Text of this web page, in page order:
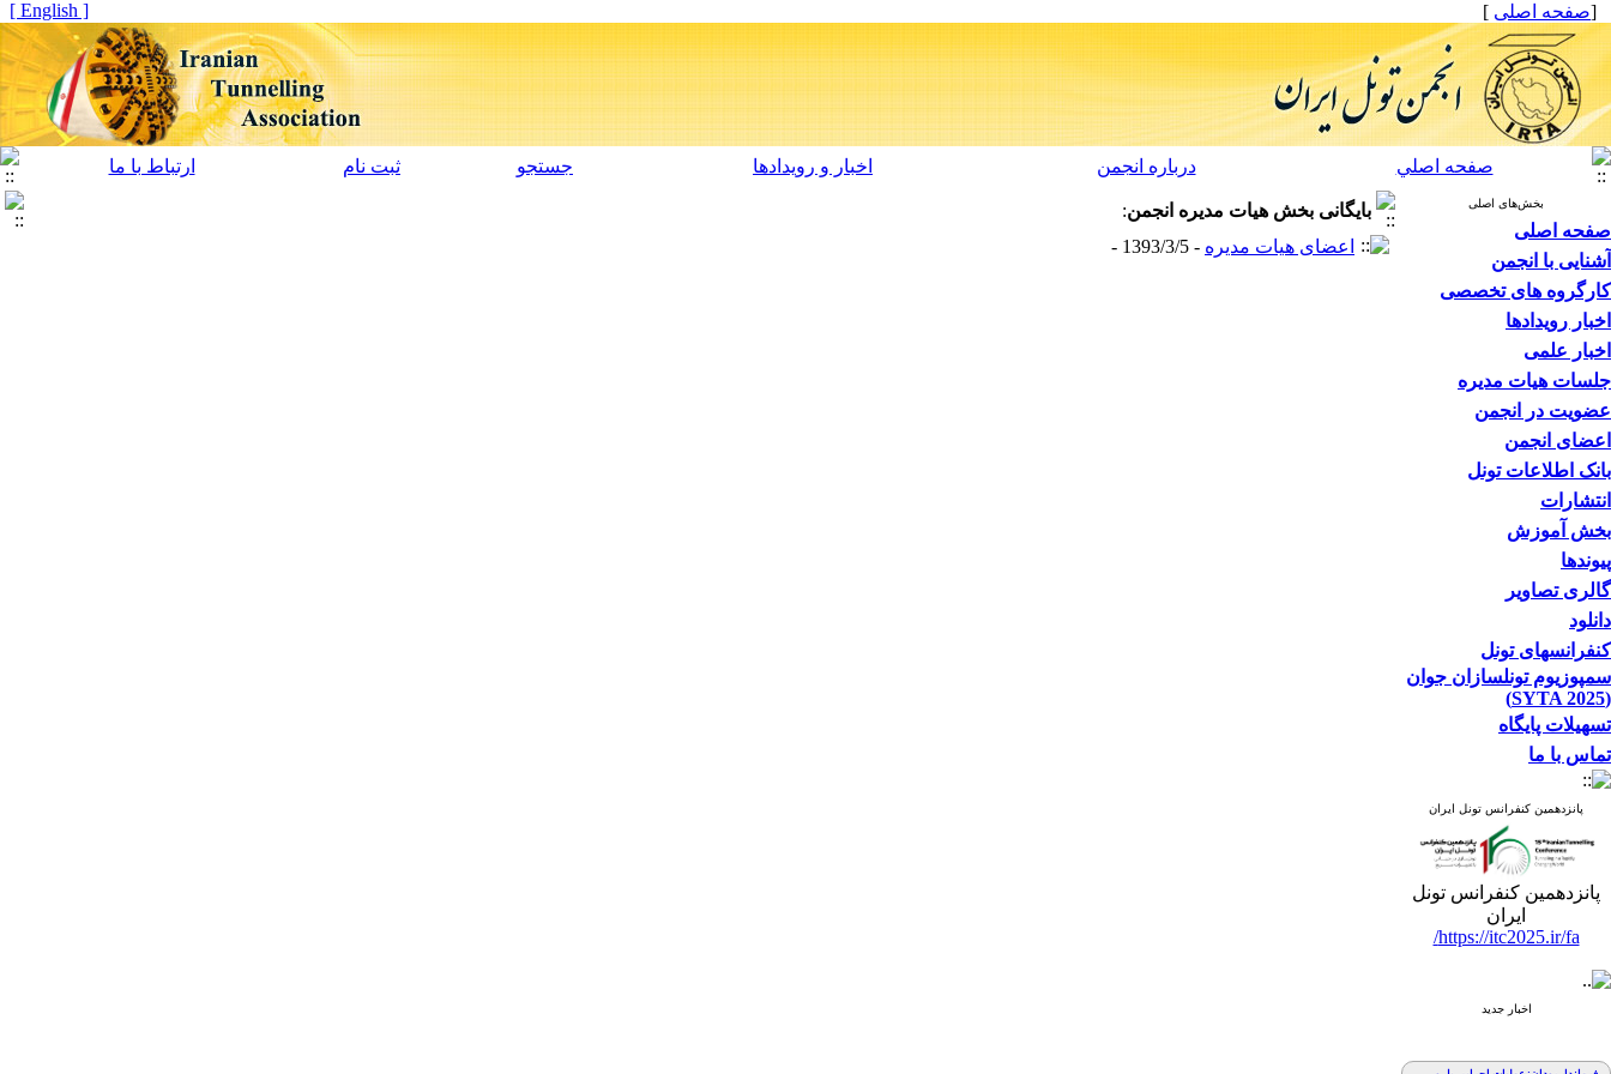
[صفحه اصلی ]
[ English ]
صفحه اصلي درباره انجمن اخبار و رویدادها جستجو ثبت نام ارتباط با ما
بخش‌های اصلی
صفحه اصلی
آشنایی با انجمن
کارگروه های تخصصی
اخبار رویدادها
اخبار علمی
جلسات هیات مدیره
عضویت در انجمن
اعضای انجمن
بانک اطلاعات تونل
انتشارات
بخش آموزش
پیوندها
گالری تصاویر
دانلود
کنفرانسهای تونل
سمپوزیوم تونلسازان جوان
(SYTA 2025)
تسهیلات پایگاه
تماس با ما
پانزدهمین کنفرانس تونل ایران
پانزدهمین کنفرانس تونل
ایران
https://itc2025.ir/fa/
اخبار جدید
فرماندار رودان: عملیات اجرایی پل و
بایگانی بخش هیات مدیره انجمن:
اعضای هیات مدیره - 1393/3/5 -